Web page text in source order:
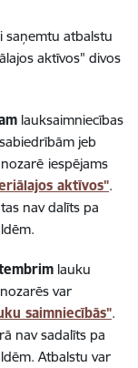
saņemtu atbalstu
aktīvos" divos
lauksaimniecības
jeb
iespējams
aktīvos".
nav dalīts pa
lauku
var
saimniecībās".
nav sadalīts pa
Atbalstu var